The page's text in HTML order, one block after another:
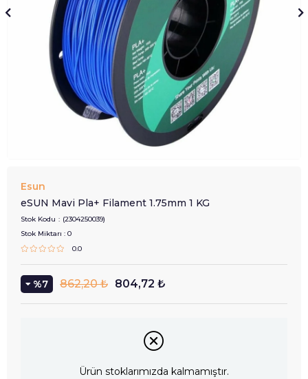
Esun
eSUN Mavi Pla+ Filament 1.75mm 1 KG
Stok Kodu
(2304250039)
Stok Miktarı : 0
0.0
7 862,20 ₺ 804,72 ₺
Ürün stoklarımızda kalmamıştır.